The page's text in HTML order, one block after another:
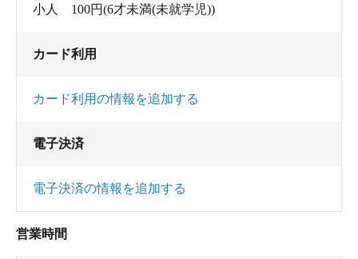
小人 100円(6才未満(未就学児))
カード利用
カード利用の情報を追加する
電子決済
電子決済の情報を追加する
営業時間